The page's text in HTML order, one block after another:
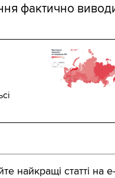
фактично
найкращі статті на